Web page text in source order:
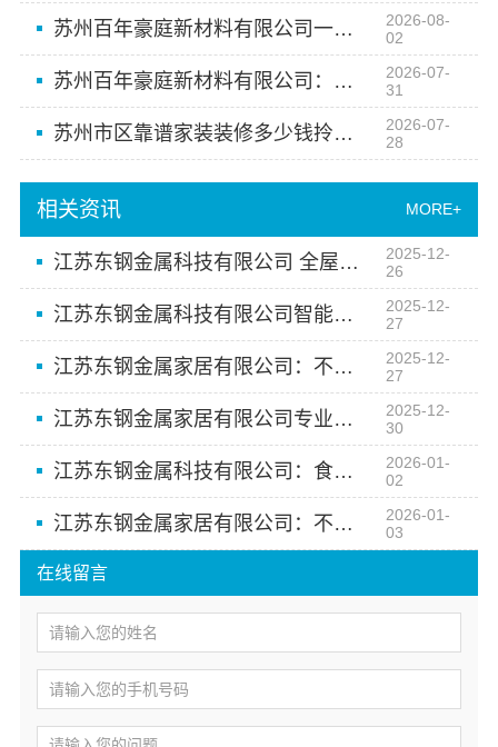
在线留言
苏州百年豪庭新材料有限公司一站式毛坯房装修
2026-08-
02
苏州百年豪庭新材料有限公司：苏州市区专业家装服务报价老房翻新
2026-07-
31
苏州市区靠谱家装装修多少钱拎包入住？百年豪庭新材料有限公司透明报价
2026-07-
28
相关资讯 MORE+
江苏东钢金属科技有限公司 全屋定制的金属美学实践
2025-12-
26
江苏东钢金属科技有限公司智能不锈钢卫浴空间定制服务
2025-12-
27
江苏东钢金属家居有限公司：不锈钢家居定制新潮流
2025-12-
27
江苏东钢金属家居有限公司专业团队为您定制不锈钢理想家园
2025-12-
30
江苏东钢金属科技有限公司：食品级不锈钢橱柜技术标杆企业
2026-01-
02
江苏东钢金属家居有限公司：不锈钢家居美学新典范
2026-01-
03